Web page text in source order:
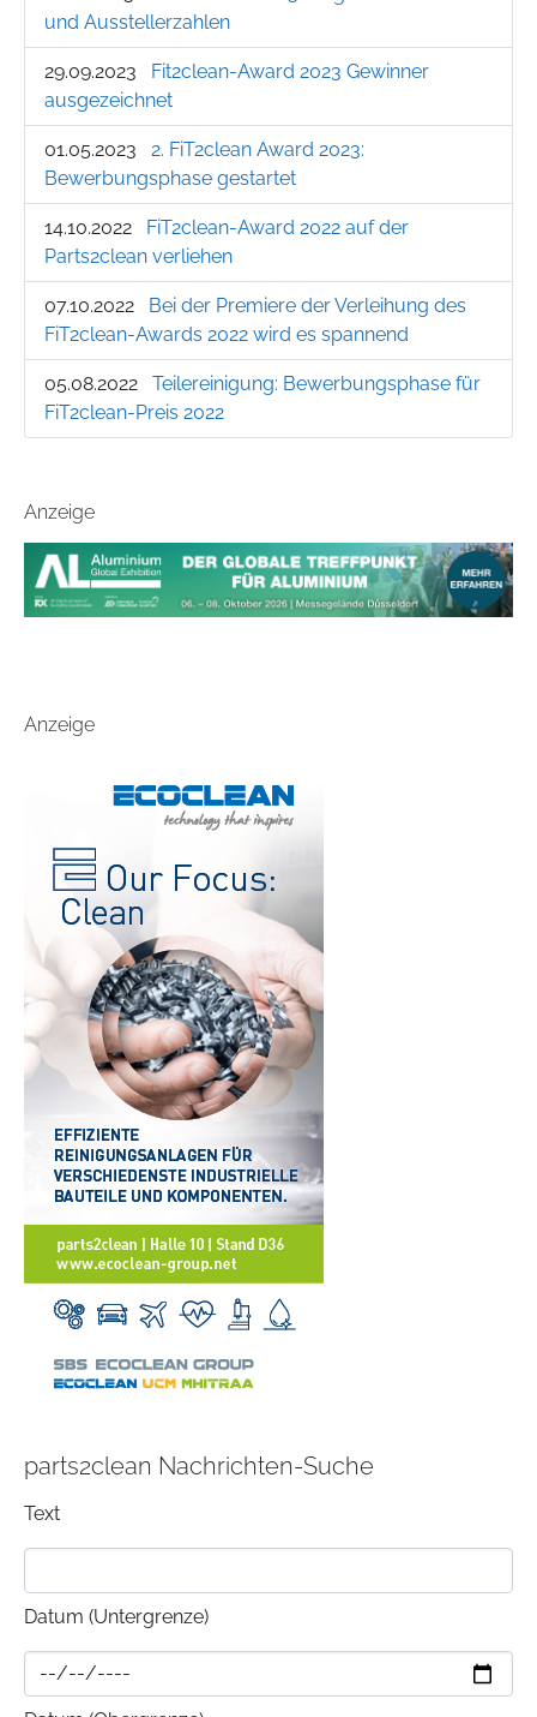
und Ausstellerzahlen
29.09.2023
Fit2clean-Award 2023 Gewinner
ausgezeichnet
01.05.2023
2. FiT2clean Award 2023:
Bewerbungsphase gestartet
14.10.2022
FiT2clean-Award 2022 auf der
Parts2clean verliehen
07.10.2022
Bei der Premiere der Verleihung des
FiT2clean-Awards 2022 wird es spannend
05.08.2022
Teilereinigung: Bewerbungsphase für
FiT2clean-Preis 2022
Anzeige
Anzeige
parts2clean Nachrichten-Suche
Text
Datum (Untergrenze)